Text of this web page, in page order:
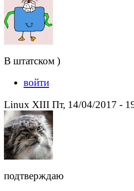
В штатском )
войти
Linux XIII Пт, 14/04/2017 -
подтверждаю